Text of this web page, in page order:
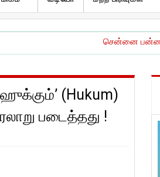
சென்னை பன்னாட்டு விமான
(Hukum)
படைத்தது !